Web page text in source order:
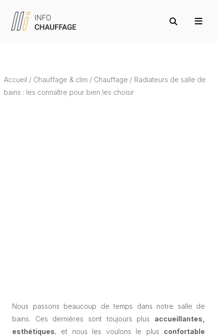
Accueil / Chauffage & clim / Chauffage / Radiateurs de salle de
bains : les connaître pour bien les choisir
Nous passons beaucoup de temps dans notre salle de
bains. Ces dernières sont toujours plus accueillantes,
esthétiques, et nous les voulons le plus confortable